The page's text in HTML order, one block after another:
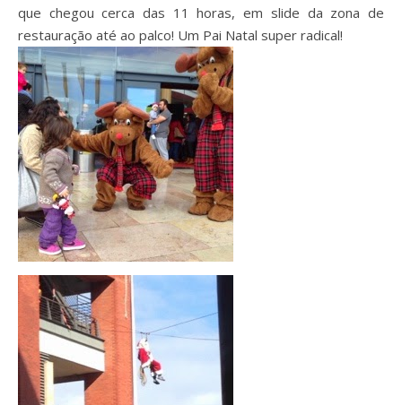
que chegou cerca das 11 horas, em slide da zona de
restauração até ao palco! Um Pai Natal super radical!